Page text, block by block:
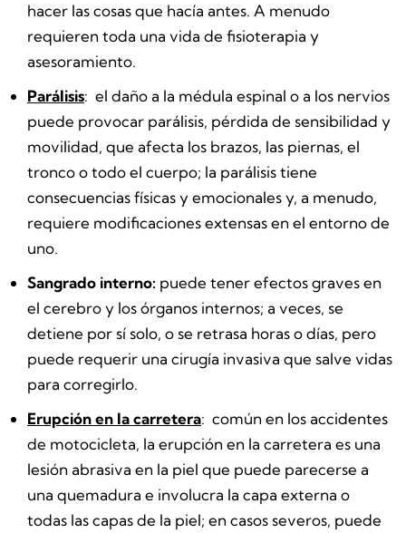
hacer las cosas que hacía antes. A menudo
requieren toda una vida de fisioterapia y
asesoramiento.
Parálisis: el daño a la médula espinal o a los nervios
puede provocar parálisis, pérdida de sensibilidad y
movilidad, que afecta los brazos, las piernas, el
tronco o todo el cuerpo; la parálisis tiene
consecuencias físicas y emocionales y, a menudo,
requiere modificaciones extensas en el entorno de
uno.
Sangrado interno: puede tener efectos graves en
el cerebro y los órganos internos; a veces, se
detiene por sí solo, o se retrasa horas o días, pero
puede requerir una cirugía invasiva que salve vidas
para corregirlo.
Erupción en la carretera: común en los accidentes
de motocicleta, la erupción en la carretera es una
lesión abrasiva en la piel que puede parecerse a
una quemadura e involucra la capa externa o
todas las capas de la piel; en casos severos, puede